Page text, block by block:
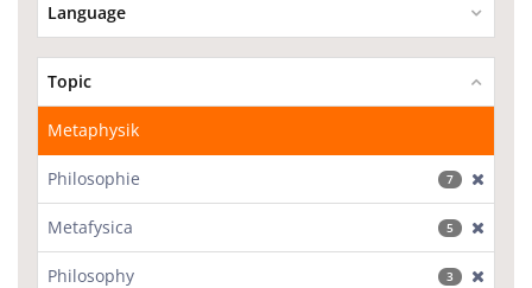
Language
Topic
Metaphysik
Philosophie 7
Metafysica 5
Philosophy 3